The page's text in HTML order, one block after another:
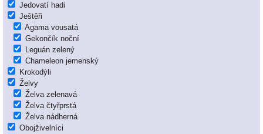
Jedovatí hadi
Ještěři
Agama vousatá
Gekončík noční
Leguán zelený
Chameleon jemenský
Krokodýli
Želvy
Želva zelenavá
Želva čtyřprstá
Želva nádherná
Obojživelníci